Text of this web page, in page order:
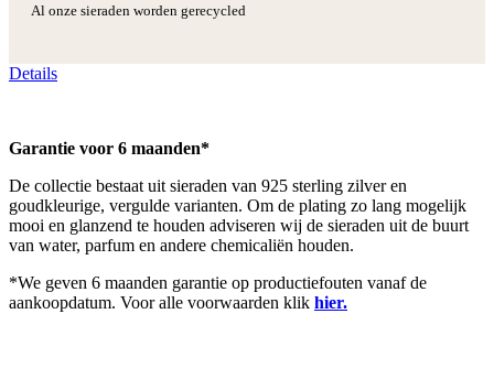
Al onze sieraden worden gerecycled
Details
Garantie voor 6 maanden*
De collectie bestaat uit sieraden van 925 sterling zilver en
goudkleurige, vergulde varianten. Om de plating zo lang mogelijk
mooi en glanzend te houden adviseren wij de sieraden uit de buurt
van water, parfum en andere chemicaliën houden.
*We geven 6 maanden garantie op productiefouten vanaf de
aankoopdatum. Voor alle voorwaarden klik hier.